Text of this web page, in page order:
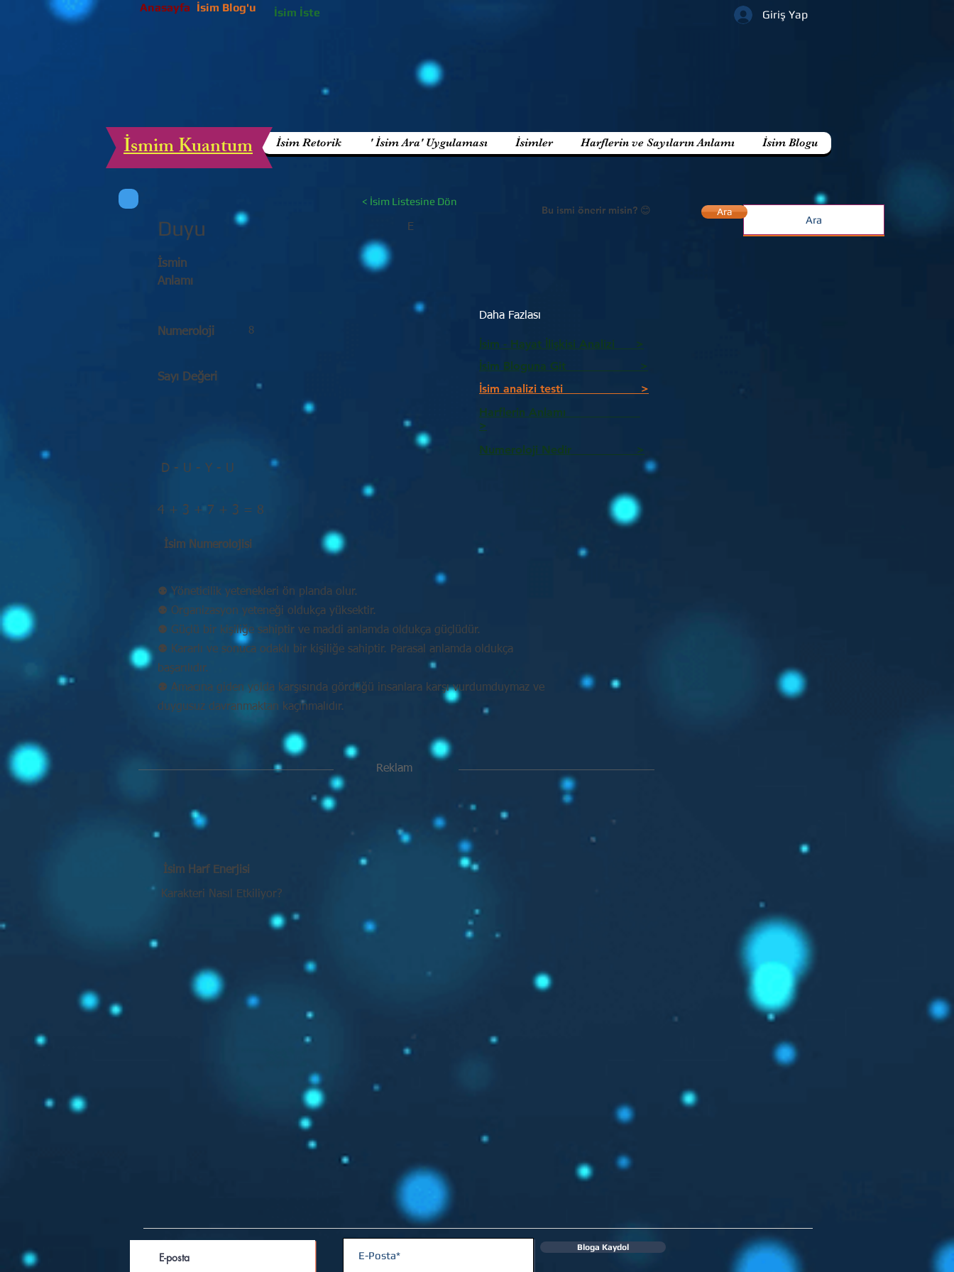
Anasayfa
Giriş Yap
İsim Blog'u İsim İste
İsim Retorik ' İsim Ara' Uygulaması İsimler Harflerin ve Sayıların Anlamı İsim Blogu
İsmim Kuantum
< İsim Listesine Dön
Duyu E
Bu ismi önerir misin? 😊
İsmin
Anlamı
Numeroloji 8
Sayı Değeri
D - U - Y - U
Daha Fazlası
İsim - Hayat İlişkisi Analizi >
İsim Bloguna Git >
İsim analizi testi >
Harflerin Anlamı
>
Numeroloji Nedir_________ >
4 + 3 + 7 + 3 = 8
İsim Numerolojisi
⚉ Yöneticilik yetenekleri ön planda olur.
⚉ Organizasyon yeteneği oldukça yüksektir.
⚉ Güçlü bir kişiliğe sahiptir ve maddi anlamda oldukça güçlüdür.
⚉ Kararlı ve sonuca odaklı bir kişiliğe sahiptir. Parasal anlamda oldukça
başarılıdır.
⚉ Amacına giden yolda karşısında gördüğü insanlara karşı vurdumduymaz ve
duygusuz davranmaktan kaçınmalıdır.
Reklam
İsim Harf Enerjisi
Karakteri Nasıl Etkiliyor?
Ara
Bloga Kaydol